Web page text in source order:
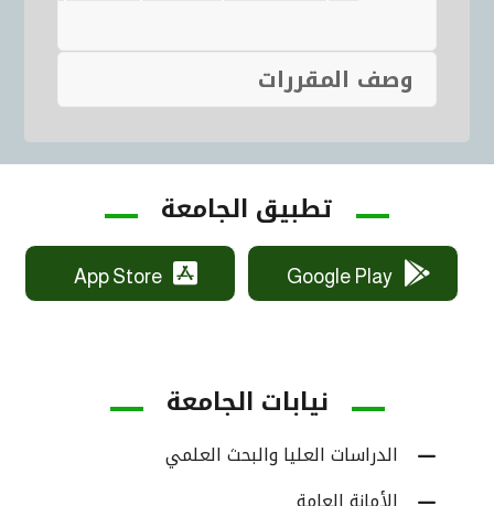
وصف المقررات
تطبيق الجامعة
Google Play
App Store
نيابات الجامعة
الدراسات العليا والبحث العلمي